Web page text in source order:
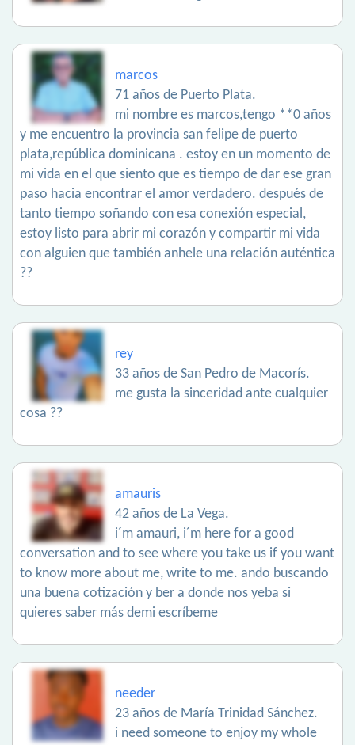
marcos
71 años de Puerto Plata.
mi nombre es marcos,tengo **0 años
y me encuentro la provincia san felipe de puerto
plata,república dominicana . estoy en un momento de
mi vida en el que siento que es tiempo de dar ese gran
paso hacia encontrar el amor verdadero. después de
tanto tiempo soñando con esa conexión especial,
estoy listo para abrir mi corazón y compartir mi vida
con alguien que también anhele una relación auténtica
??
rey
33 años de San Pedro de Macorís.
me gusta la sinceridad ante cualquier
cosa ??
amauris
42 años de La Vega.
i´m amauri, i´m here for a good
conversation and to see where you take us if you want
to know more about me, write to me. ando buscando
una buena cotización y ber a donde nos yeba si
quieres saber más demi escríbeme
needer
23 años de María Trinidad Sánchez.
i need someone to enjoy my whole